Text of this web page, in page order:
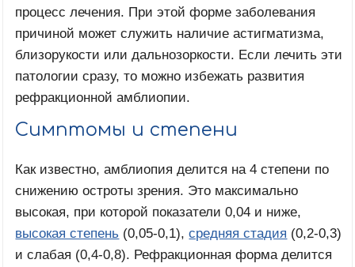
процесс лечения. При этой форме заболевания
причиной может служить наличие астигматизма,
близорукости или дальнозоркости. Если лечить эти
патологии сразу, то можно избежать развития
рефракционной амблиопии.
Симптомы и степени
Как известно, амблиопия делится на 4 степени по
снижению остроты зрения. Это максимально
высокая, при которой показатели 0,04 и ниже,
высокая степень (0,05-0,1),средняя стадия (0,2-0,3)
и слабая (0,4-0,8). Рефракционная форма делится